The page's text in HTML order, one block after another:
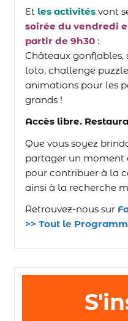
Et les activitésvont
soirée du vendredi
partir de 9h30 :
Châteaux gonflables,
loto, challenge
animations pour les
grands !
Accès libre.
Que vous soyez
partager un moment
pour contribuer à la
ainsi à la recherche
Retrouvez-nous sur
>> Tout le